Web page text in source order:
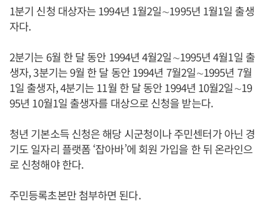
1분기 신청 대상자는 1994년 1월2일∼1995년 1월1일 출생
자다.
2분기는 6월 한 달 동안 1994년 4월2일∼1995년 4월1일 출
생자, 3분기는 9월 한 달 동안 1994년 7월2일∼1995년 7월
1일 출생자, 4분기는 11월 한 달 동안 1994년 10월2일∼19
95년 10월1일 출생자를 대상으로 신청을 받는다.
청년 기본소득 신청은 해당 시군청이나 주민센터가 아닌 경
기도 일자리 플랫폼 ‘잡아바’에 회원 가입을 한 뒤 온라인으
로 신청해야 한다.
주민등록초본만 첨부하면 된다.